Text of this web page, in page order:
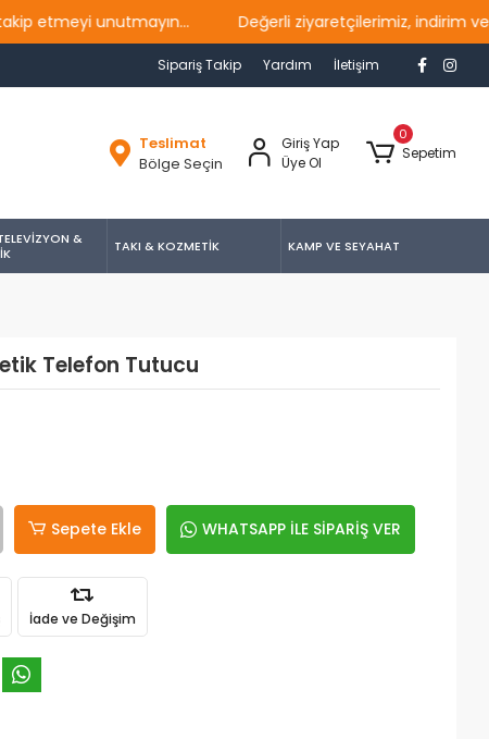
unutmayın... Değerli ziyaretçilerimiz, indirim ve
Sipariş Takip Yardım İletişim
Teslimat
Bölge Seçin
Giriş Yap
Üye Ol
0
Sepetim
&
TAKI & KOZMETİK KAMP VE SEYAHAT
Telefon Tutucu
Sepete Ekle WHATSAPP İLE SİPARİŞ VER
İade ve Değişim